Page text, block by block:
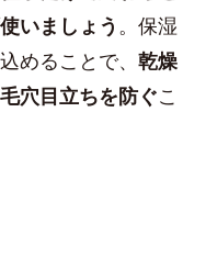
いましょう 。保湿
めることで、乾燥
穴目立ちを防ぐこ